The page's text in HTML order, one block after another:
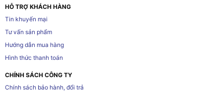
HỖ TRỢ KHÁCH HÀNG
Tin khuyến mại
Tư vấn sản phẩm
Hướng dẫn mua hàng
Hình thức thanh toán
CHÍNH SÁCH CÔNG TY
Chính sách bảo hành, đổi trả